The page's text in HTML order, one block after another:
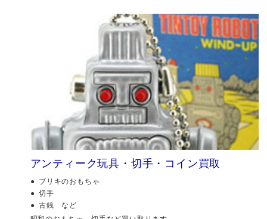
アンティーク玩具・切手・コイン買取
ブリキのおもちゃ
切手
古銭 など